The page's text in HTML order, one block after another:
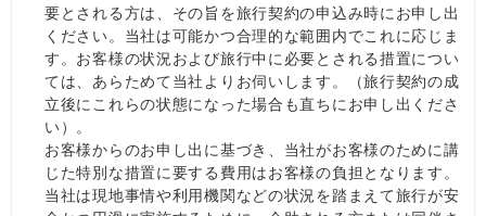
要とされる方は、その旨を旅行契約の申込み時にお申し出
ください。当社は可能かつ合理的な範囲内でこれに応じま
す。お客様の状況および旅行中に必要とされる措置につい
ては、あらためて当社よりお伺いします。（旅行契約の成
立後にこれらの状態になった場合も直ちにお申し出くださ
い）。
お客様からのお申し出に基づき、当社がお客様のために講
じた特別な措置に要する費用はお客様の負担となります。
当社は現地事情や利用機関などの状況を踏まえて旅行が安